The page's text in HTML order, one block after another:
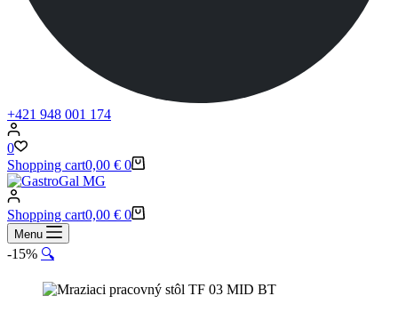
+421 948 001 174
0
Shopping cart0,00 € 0
Shopping cart0,00 € 0
Menu
-15% 🔍